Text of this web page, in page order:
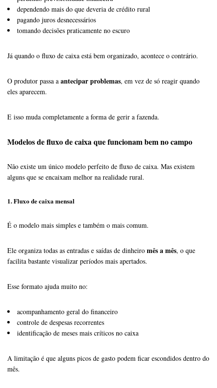
dependendo mais do que deveria de crédito rural
pagando juros desnecessários
tomando decisões praticamente no escuro
Já quando o fluxo de caixa está bem organizado, acontece o contrário.
O produtor passa a antecipar problemas, em vez de só reagir quando
eles aparecem.
E isso muda completamente a forma de gerir a fazenda.
Modelos de fluxo de caixa que funcionam bem no campo
Não existe um único modelo perfeito de fluxo de caixa. Mas existem
alguns que se encaixam melhor na realidade rural.
1. Fluxo de caixa mensal
É o modelo mais simples e também o mais comum.
Ele organiza todas as entradas e saídas de dinheiro mês a mês, o que
facilita bastante visualizar períodos mais apertados.
Esse formato ajuda muito no:
acompanhamento geral do financeiro
controle de despesas recorrentes
identificação de meses mais críticos no caixa
A limitação é que alguns picos de gasto podem ficar escondidos dentro do
mês.